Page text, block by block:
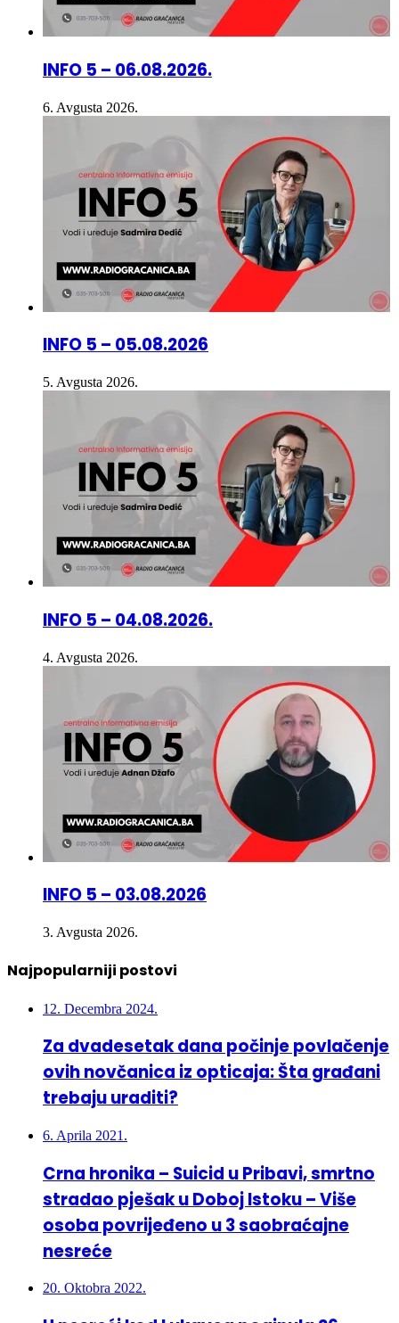
INFO 5 – 06.08.2026.
6. Avgusta 2026.
INFO 5 – 05.08.2026
5. Avgusta 2026.
INFO 5 – 04.08.2026.
4. Avgusta 2026.
INFO 5 – 03.08.2026
3. Avgusta 2026.
Najpopularniji postovi
12. Decembra 2024.
Za dvadesetak dana počinje povlačenje
ovih novčanica iz opticaja: Šta građani
trebaju uraditi?
6. Aprila 2021.
Crna hronika – Suicid u Pribavi, smrtno
stradao pješak u Doboj Istoku – Više
osoba povrijeđeno u 3 saobraćajne
nesreće
20. Oktobra 2022.